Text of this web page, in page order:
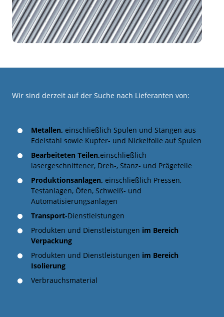
Wir sind derzeit auf der Suche nach Lieferanten von:
Metallen, einschließlich Spulen und Stangen aus
Edelstahl sowie Kupfer- und Nickelfolie auf Spulen
Bearbeiteten Teilen,einschließlich
lasergeschnittener, Dreh-, Stanz- und Prägeteile
Produktionsanlagen, einschließlich Pressen,
Testanlagen, Öfen, Schweiß- und
Automatisierungsanlagen
Transport-Dienstleistungen
Produkten und Dienstleistungen im Bereich
Verpackung
Produkten und Dienstleistungen im Bereich
Isolierung
Verbrauchsmaterial